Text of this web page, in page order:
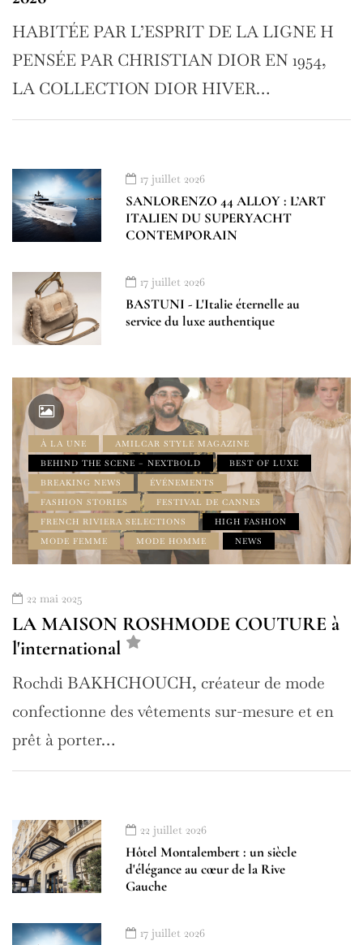
HABITÉE PAR L’ESPRIT DE LA LIGNE H
PENSÉE PAR CHRISTIAN DIOR EN 1954,
LA COLLECTION DIOR HIVER…
17 juillet 2026
SANLORENZO 44 ALLOY : L’ART
ITALIEN DU SUPERYACHT
CONTEMPORAIN
17 juillet 2026
BASTUNI - L'Italie éternelle au
service du luxe authentique
À LA UNE
AMILCAR STYLE MAGAZINE
BEHIND THE SCENE – NEXTBOLD
BEST OF LUXE
BREAKING NEWS
ÉVÉNEMENTS
FASHION STORIES
FESTIVAL DE CANNES
FRENCH RIVIERA SELECTIONS
HIGH FASHION
MODE FEMME
MODE HOMME NEWS
22 mai 2025
LA MAISON ROSHMODE COUTURE à
l'international
Rochdi BAKHCHOUCH, créateur de mode
confectionne des vêtements sur-mesure et en
prêt à porter…
22 juillet 2026
Hôtel Montalembert : un siècle
d'élégance au cœur de la Rive
Gauche
17 juillet 2026